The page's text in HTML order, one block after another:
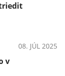
08. JÚL 2025
v